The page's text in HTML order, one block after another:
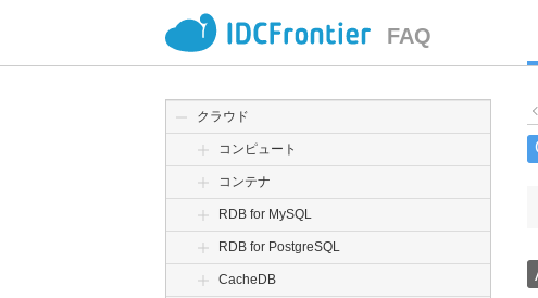
FAQ
クラウド
コンピュート
コンテナ
RDB for MySQL
RDB for PostgreSQL
CacheDB